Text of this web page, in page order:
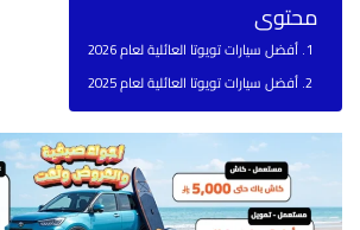
محتوى
أفضل سيارات تويوتا العائلية لعام 2026
أفضل سيارات تويوتا العائلية لعام 2025